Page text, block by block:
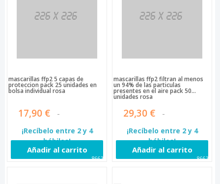
mascarillas ffp2 5 capas de
proteccion pack 25 unidades en
bolsa individual rosa
17,90 €
¡Recíbelo entre 2 y 4
hábiles!
Añadir al carrito
86631
mascarillas ffp2 filtran al menos
un 94% de las particulas
presentes en el aire pack 50
unidades rosa
29,30 €
¡Recíbelo entre 2 y 4
hábiles!
Añadir al carrito
86632